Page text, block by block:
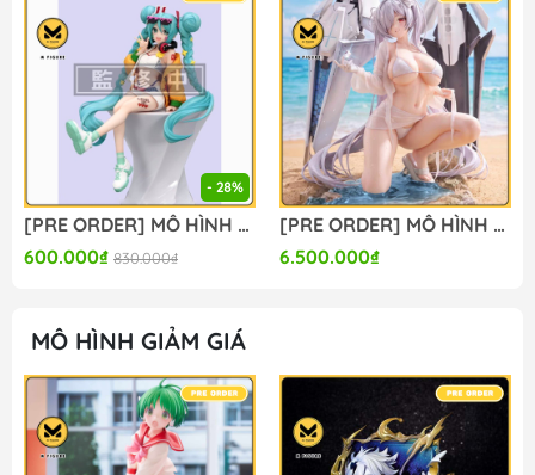
- 28%
[PRE ORDER] MÔ HÌNH Vocaloid - Hatsune Miku - Noodle Stopper Figure - Digital Stars 2025 (FuRyu) FIGURE CHÍNH HÃNG
600.000₫ 830.000₫
[PRE ORDER] MÔ HÌNH Cinderella: Crystal Wave - Goddess of Victory: Nikke (BM Studio) FIGURE CHÍNH HÃNG
6.500.000₫
MÔ HÌNH GIẢM GIÁ